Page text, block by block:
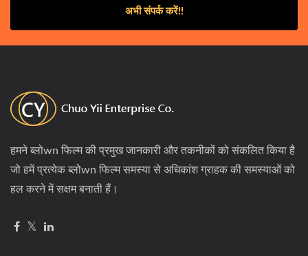
अभी संपर्क करें!!
हमने ब्लोwn फिल्म की प्रमुख जानकारी और तकनीकों को संकलित किया है
जो हमें प्रत्येक ब्लोwn फिल्म समस्या से अधिकांश ग्राहक की समस्याओं को
हल करने में सक्षम बनाती हैं।